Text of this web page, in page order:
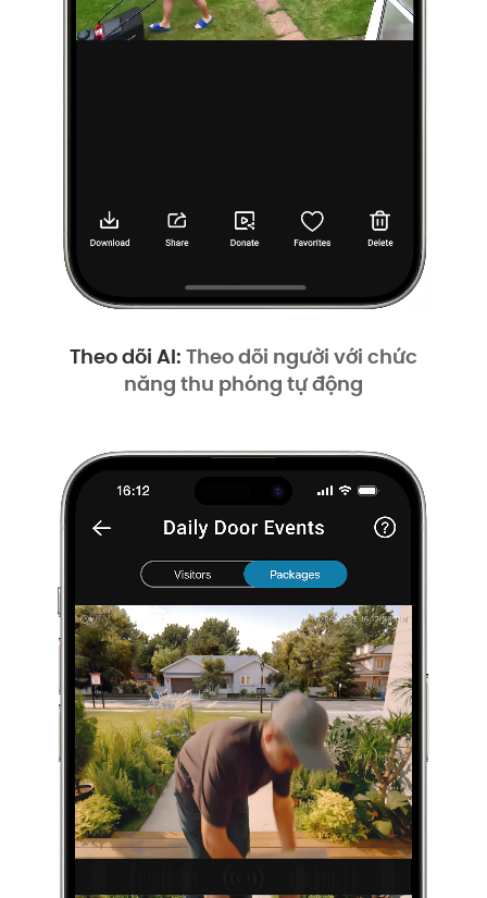
Theo dõi AI: Theo dõi người với chức
năng thu phóng tự động